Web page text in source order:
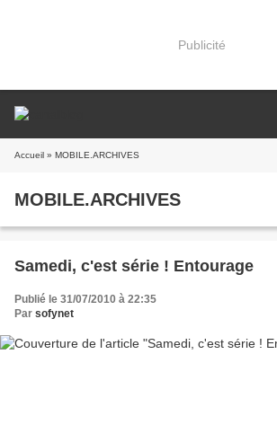
Publicité
Accueil » MOBILE.ARCHIVES
MOBILE.ARCHIVES
Samedi, c'est série ! Entourage
Publié le 31/07/2010 à 22:35
Par sofynet